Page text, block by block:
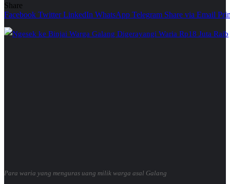
Share
Facebook Twitter LinkedIn WhatsApp Telegram Share via Email
Para waria yang menguras uang milik warga asal Galang